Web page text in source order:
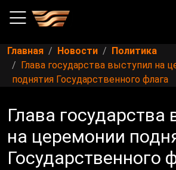
Главная Новости
Политика
Глава государства выступил на
поднятия Государственного флага
Глава государства
на церемонии
Государственного